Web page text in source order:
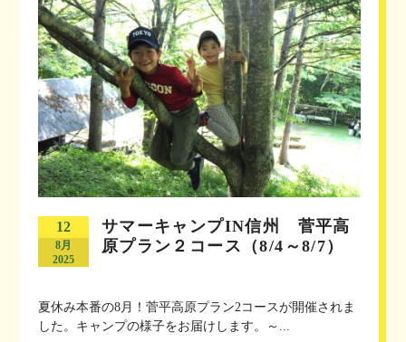
12
8月
2025
サマーキャンプIN信州 菅平高
原プラン２コース（8/4～8/7）
夏休み本番の8月！菅平高原プラン2コースが開催されま
した。キャンプの様子をお届けします。～...